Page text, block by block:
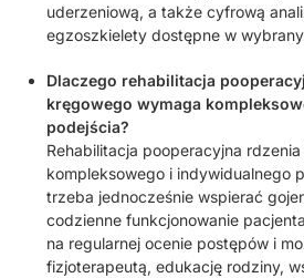
uderzeniową, a także cyfrową
egzoszkielety dostępne w
Dlaczego rehabilitacja
kręgowego wymaga
podejścia?
Rehabilitacja pooperacyjna
kompleksowego i indywidualnego
trzeba jednocześnie wspierać
codzienne funkcjonowanie
na regularnej ocenie postępów i
fizjoterapeutą, edukację rodziny,